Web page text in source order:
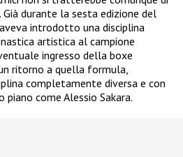
durante la sesta edizione del
introdotto una disciplina
artistica al campione
ingresso della boxe
ritorno a quella formula,
completamente diversa e con
come Alessio Sakara.